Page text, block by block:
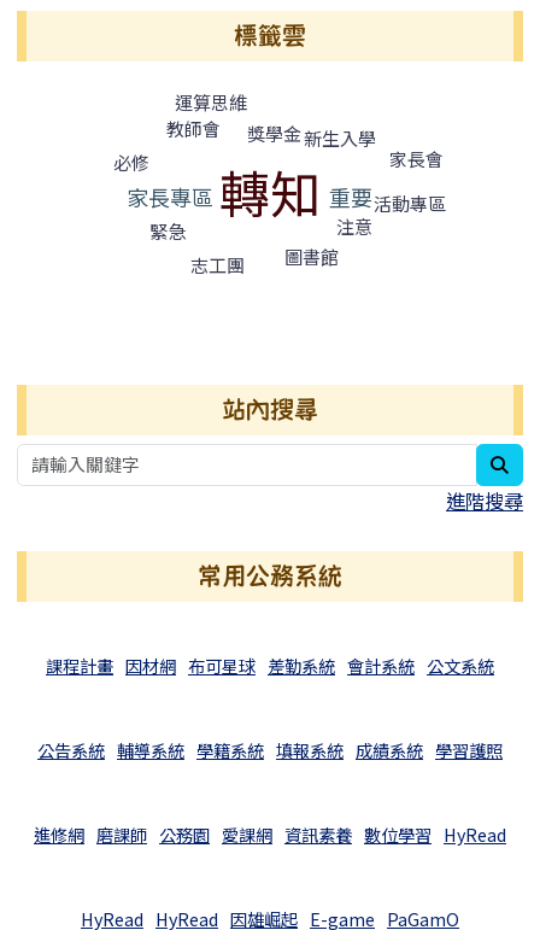
標籤雲
運算思維
教師會
獎學金
必修
新生入學
轉知 家長會
家長專區 重要
緊急 注意
活動專區
志工團 圖書館
站內搜尋
進階搜尋
常用公務系統
課程計畫 因材網 布可星球 差勤系統 會計系統 公文系統
公告系統 輔導系統 學籍系統 填報系統 成績系統 學習護照
進修網 磨課師 公務園 愛課網 資訊素養 數位學習 HyRead
HyRead HyRead 因雄崛起 E-game PaGamO